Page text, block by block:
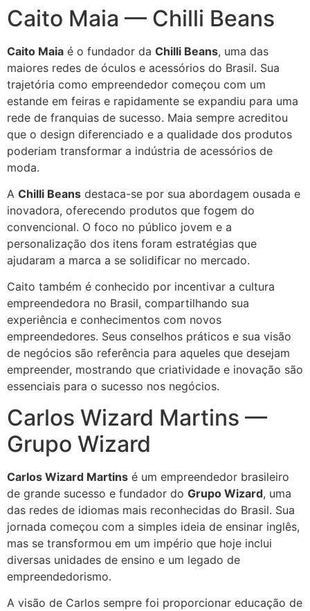
Caito Maia — Chilli Beans
Caito Maia é o fundador da Chilli Beans, uma das
maiores redes de óculos e acessórios do Brasil. Sua
trajetória como empreendedor começou com um
estande em feiras e rapidamente se expandiu para uma
rede de franquias de sucesso. Maia sempre acreditou
que o design diferenciado e a qualidade dos produtos
poderiam transformar a indústria de acessórios de
moda.
A Chilli Beans destaca-se por sua abordagem ousada e
inovadora, oferecendo produtos que fogem do
convencional. O foco no público jovem e a
personalização dos itens foram estratégias que
ajudaram a marca a se solidificar no mercado.
Caito também é conhecido por incentivar a cultura
empreendedora no Brasil, compartilhando sua
experiência e conhecimentos com novos
empreendedores. Seus conselhos práticos e sua visão
de negócios são referência para aqueles que desejam
empreender, mostrando que criatividade e inovação são
essenciais para o sucesso nos negócios.
Carlos Wizard Martins —
Grupo Wizard
Carlos Wizard Martins é um empreendedor brasileiro
de grande sucesso e fundador do Grupo Wizard, uma
das redes de idiomas mais reconhecidas do Brasil. Sua
jornada começou com a simples ideia de ensinar inglês,
mas se transformou em um império que hoje inclui
diversas unidades de ensino e um legado de
empreendedorismo.
A visão de Carlos sempre foi proporcionar educação de